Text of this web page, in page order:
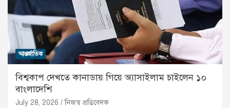
আন্তর্জাতিক
বিশ্বকাপ দেখতে কানাডায় গিয়ে অ্যাসাইলাম চাইলেন ১০
বাংলাদেশি
July 28, 2026 নিজস্ব প্রতিবেদক